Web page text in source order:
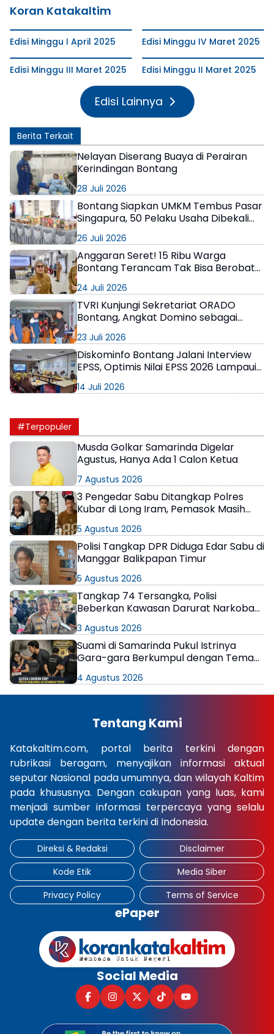
Koran Katakaltim
Edisi Minggu I April 2025 Edisi Minggu IV Maret 2025
Edisi Minggu III Maret 2025 Edisi Minggu II Maret 2025
Edisi Lainnya
Berita Terkait
Nelayan Diserang Buaya di Perairan
Kerindingan Bontang
28 Juli 2026
Bontang Siapkan UMKM Tembus Pasar
Singapura, 50 Pelaku Usaha Dibekali
26 Juli 2026
Anggaran Seret! 15 Ribu Warga
Bontang Terancam Tak Bisa Berobat
Perusahaan
24 Juli 2026
TVRI Kunjungi Sekretariat ORADO
Bontang, Angkat Domino sebagai
23 Juli 2026
Diskominfo Bontang Jalani Interview
EPSS, Optimis Nilai EPSS 2026 Lampaui
14 Juli 2026
#Terpopuler
Musda Golkar Samarinda Digelar
Agustus, Hanya Ada 1 Calon Ketua
7 Agustus 2026
3 Pengedar Sabu Ditangkap Polres
Kubar di Long Iram, Pemasok Masih
5 Agustus 2026
Polisi Tangkap DPR Diduga Edar Sabu di
Manggar Balikpapan Timur
5 Agustus 2026
Tangkap 74 Tersangka, Polisi
Beberkan Kawasan Darurat Narkoba
3 Agustus 2026
Suami di Samarinda Pukul Istrinya
Gara-gara Berkumpul dengan Teman
4 Agustus 2026
Tentang Kami
Katakaltim.com, portal berita terkini dengan
rubrikasi beragam, menyajikan informasi aktual
seputar Nasional pada umumnya, dan wilayah Kaltim
pada khususnya. Dengan cakupan yang luas, kami
menjadi sumber informasi terpercaya yang selalu
update dengan berita terkini di Indonesia.
Direksi & Redaksi
Disclaimer
Kode Etik
Media Siber
Privacy Policy
Terms of Service
ePaper
Social Media